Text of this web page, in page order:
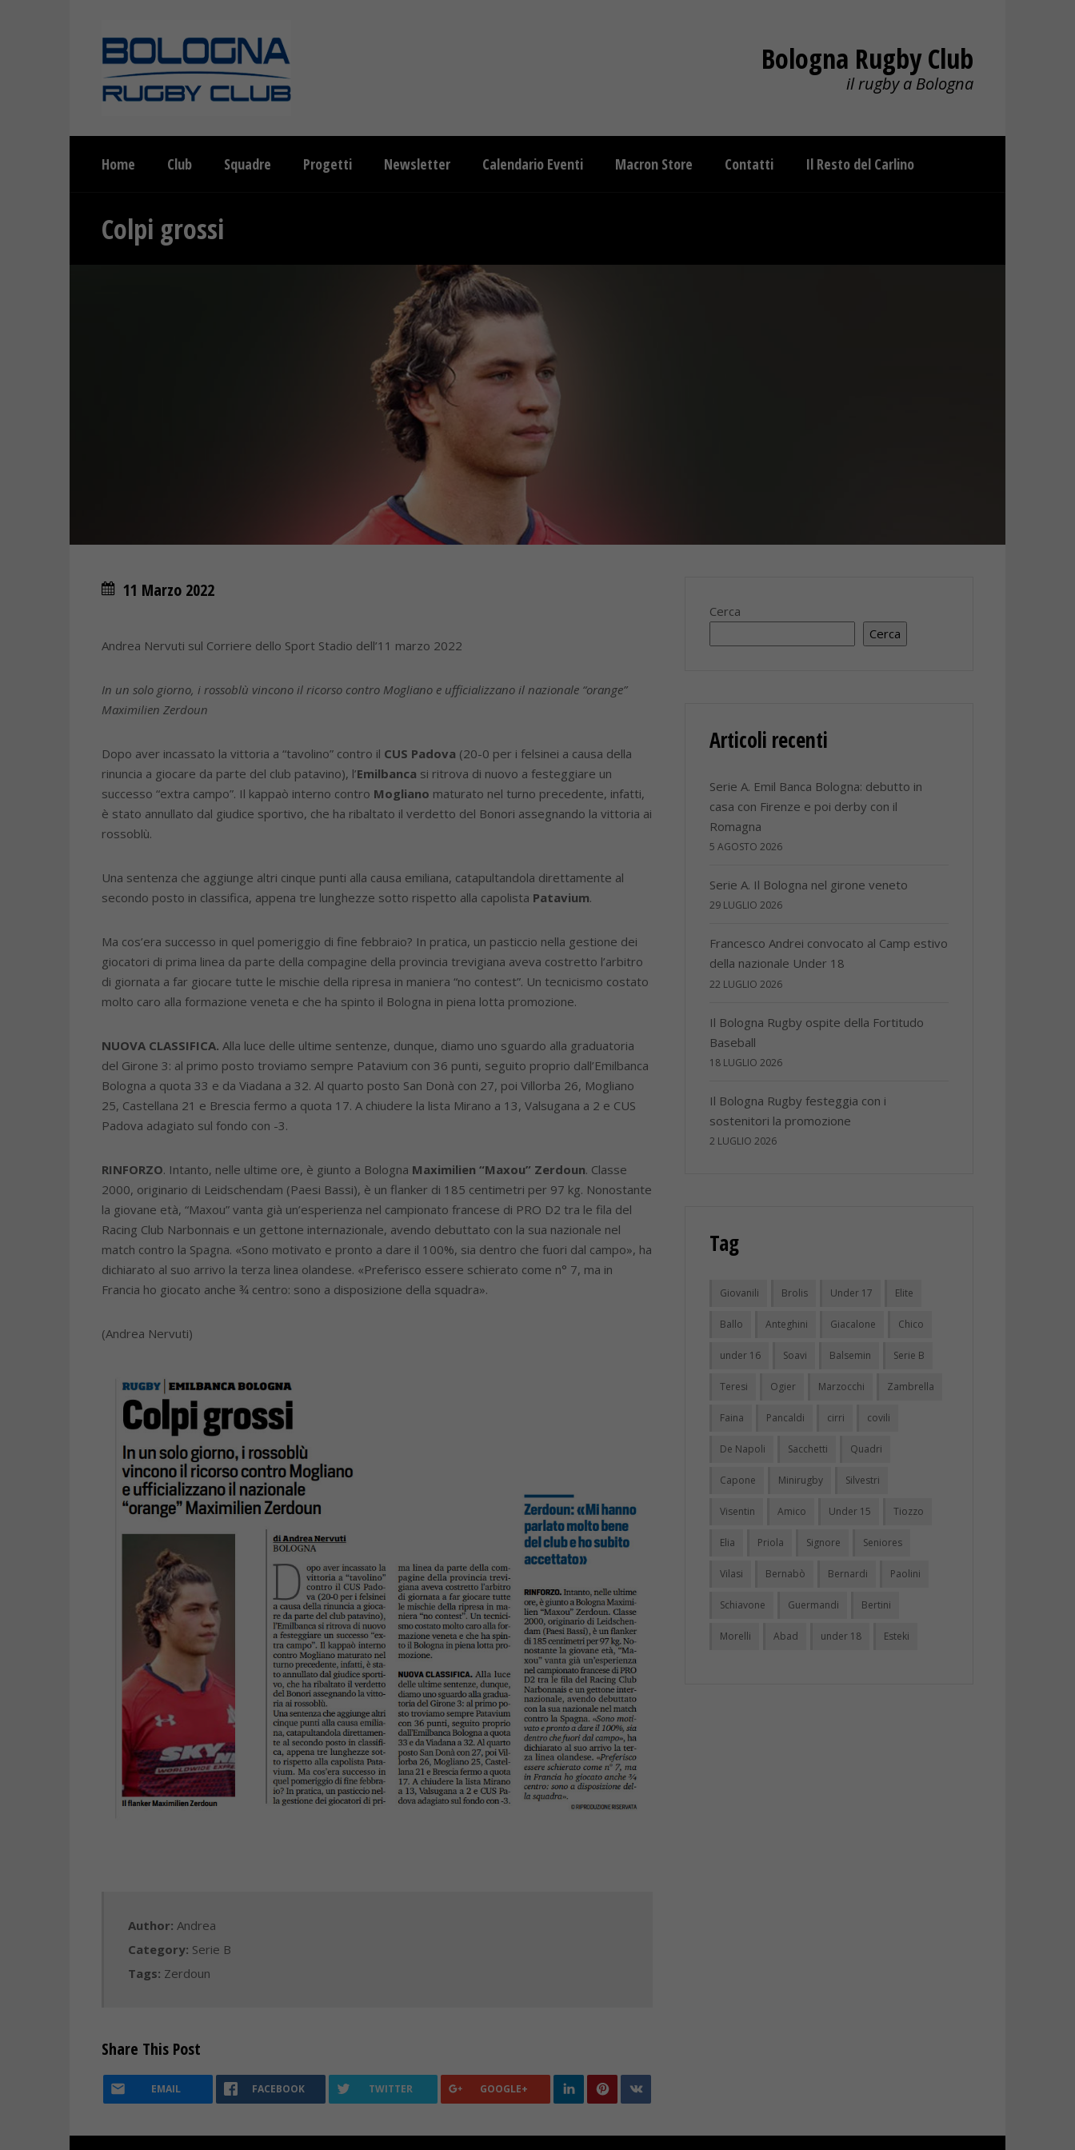
Bologna Rugby Club
il rugby a Bologna
Home Club Squadre Progetti Newsletter Calendario Eventi Macron Store Contatti Il Resto del Carlino
Colpi grossi
11 Marzo 2022
Andrea Nervuti sul Corriere dello Sport Stadio dell’11 marzo 2022
In un solo giorno, i rossoblù vincono il ricorso contro Mogliano e ufficializzano il nazionale “orange”
Maximilien Zerdoun
Dopo aver incassato la vittoria a “tavolino” contro il CUS Padova (20-0 per i felsinei a causa della
rinuncia a giocare da parte del club patavino), l’Emilbanca si ritrova di nuovo a festeggiare un
successo “extra campo”. Il kappaò interno contro Mogliano maturato nel turno precedente, infatti,
è stato annullato dal giudice sportivo, che ha ribaltato il verdetto del Bonori assegnando la vittoria ai
rossoblù.
Una sentenza che aggiunge altri cinque punti alla causa emiliana, catapultandola direttamente al
secondo posto in classifica, appena tre lunghezze sotto rispetto alla capolista Patavium.
Ma cos’era successo in quel pomeriggio di fine febbraio? In pratica, un pasticcio nella gestione dei
giocatori di prima linea da parte della compagine della provincia trevigiana aveva costretto l’arbitro
di giornata a far giocare tutte le mischie della ripresa in maniera “no contest”. Un tecnicismo costato
molto caro alla formazione veneta e che ha spinto il Bologna in piena lotta promozione.
NUOVA CLASSIFICA. Alla luce delle ultime sentenze, dunque, diamo uno sguardo alla graduatoria
del Girone 3: al primo posto troviamo sempre Patavium con 36 punti, seguito proprio dall’Emilbanca
Bologna a quota 33 e da Viadana a 32. Al quarto posto San Donà con 27, poi Villorba 26, Mogliano
25, Castellana 21 e Brescia fermo a quota 17. A chiudere la lista Mirano a 13, Valsugana a 2 e CUS
Padova adagiato sul fondo con -3.
RINFORZO. Intanto, nelle ultime ore, è giunto a Bologna Maximilien “Maxou” Zerdoun. Classe
2000, originario di Leidschendam (Paesi Bassi), è un flanker di 185 centimetri per 97 kg. Nonostante
la giovane età, “Maxou” vanta già un’esperienza nel campionato francese di PRO D2 tra le fila del
Racing Club Narbonnais e un gettone internazionale, avendo debuttato con la sua nazionale nel
match contro la Spagna. «Sono motivato e pronto a dare il 100%, sia dentro che fuori dal campo», ha
dichiarato al suo arrivo la terza linea olandese. «Preferisco essere schierato come n° 7, ma in
Francia ho giocato anche ¾ centro: sono a disposizione della squadra».
(Andrea Nervuti)
Author: Andrea
Category: Serie B
Tags: Zerdoun
Share This Post
EMAIL FACEBOOK TWITTER GOOGLE+
Cerca
Cerca
Articoli recenti
Serie A. Emil Banca Bologna: debutto in
casa con Firenze e poi derby con il
Romagna
5 AGOSTO 2026
Serie A. Il Bologna nel girone veneto
29 LUGLIO 2026
Francesco Andrei convocato al Camp estivo
della nazionale Under 18
22 LUGLIO 2026
Il Bologna Rugby ospite della Fortitudo
Baseball
18 LUGLIO 2026
Il Bologna Rugby festeggia con i
sostenitori la promozione
2 LUGLIO 2026
Tag
Giovanili Brolis Under 17 Elite
Ballo Anteghini Giacalone Chico
under 16 Soavi Balsemin Serie B
Teresi Ogier Marzocchi Zambrella
Faina Pancaldi cirri covili
De Napoli Sacchetti Quadri
Capone Minirugby Silvestri
Visentin Amico Under 15 Tiozzo
Elia Priola Signore Seniores
Vilasi Bernabò Bernardi Paolini
Schiavone Guermandi Bertini
Morelli Abad under 18 Esteki